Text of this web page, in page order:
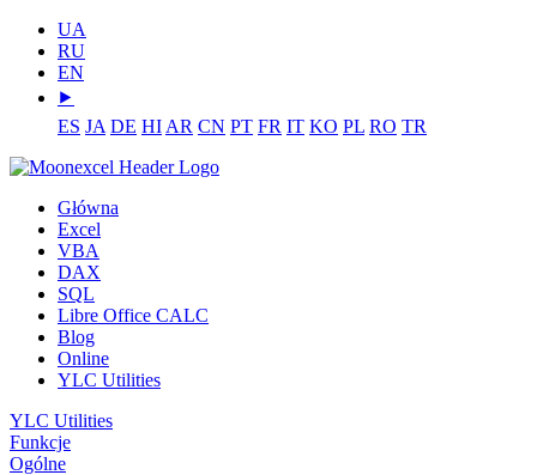
UA
RU
EN
⯈
ES JA DE HI AR CN PT FR IT KO PL RO TR
Główna
Excel
VBA
DAX
SQL
Libre Office CALC
Blog
Online
YLC Utilities
YLC Utilities
Funkcje
Ogólne